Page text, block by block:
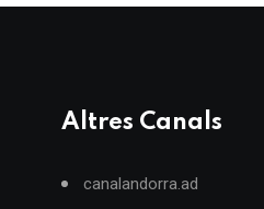
Altres Canals
canalandorra.ad